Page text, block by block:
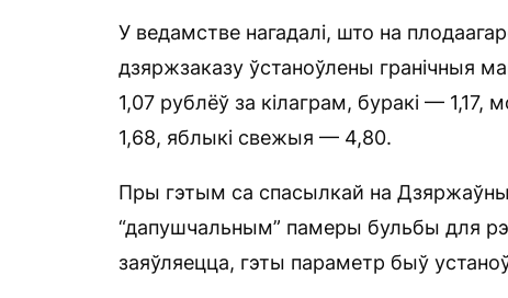
У ведамстве нагадалі, што на
дзяржзаказу ўстаноўлены гранічныя
1,07 рублёў за кілаграм, буракі —
1,68, яблыкі свежыя — 4,80.
Пры гэтым са спасылкай на
“дапушчальным” памеры бульбы для
заяўляецца, гэты параметр быў